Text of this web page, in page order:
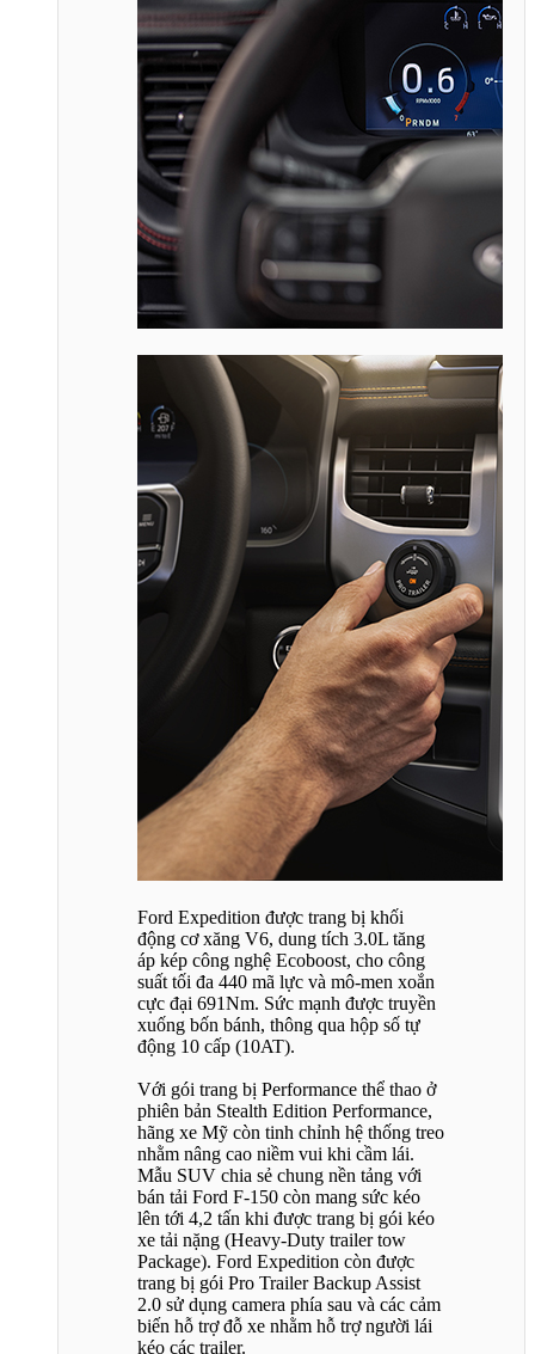
Ford Expedition được trang bị khối
động cơ xăng V6, dung tích 3.0L tăng
áp kép công nghệ Ecoboost, cho công
suất tối đa 440 mã lực và mô-men xoắn
cực đại 691Nm. Sức mạnh được truyền
xuống bốn bánh, thông qua hộp số tự
động 10 cấp (10AT).
Với gói trang bị Performance thể thao ở
phiên bản Stealth Edition Performance,
hãng xe Mỹ còn tinh chỉnh hệ thống treo
nhằm nâng cao niềm vui khi cầm lái.
Mẫu SUV chia sẻ chung nền tảng với
bán tải Ford F-150 còn mang sức kéo
lên tới 4,2 tấn khi được trang bị gói kéo
xe tải nặng (Heavy-Duty trailer tow
Package). Ford Expedition còn được
trang bị gói Pro Trailer Backup Assist
2.0 sử dụng camera phía sau và các cảm
biến hỗ trợ đỗ xe nhằm hỗ trợ người lái
kéo các trailer.